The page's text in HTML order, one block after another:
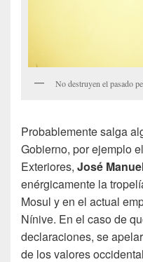
No destruyen el pasado
Probablemente salga
Gobierno, por ejemplo
Exteriores, José
enérgicamente la
Mosul y en el actual
Nínive. En el caso de
declaraciones, se
de los valores